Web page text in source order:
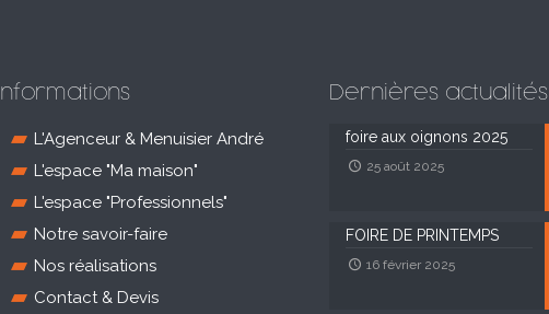
Informations
L'Agenceur & Menuisier André
L'espace "Ma maison"
L'espace "Professionnels"
Notre savoir-faire
Nos réalisations
Contact & Devis
Dernières actualités
foire aux oignons 2025
25 août 2025
FOIRE DE PRINTEMPS
16 février 2025